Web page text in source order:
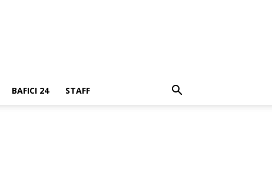
BAFICI 24 STAFF